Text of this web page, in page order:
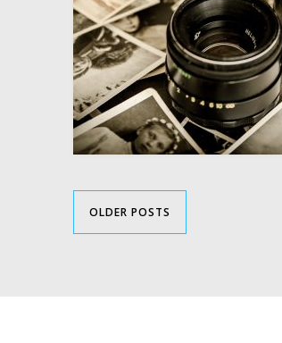
OLDER POSTS